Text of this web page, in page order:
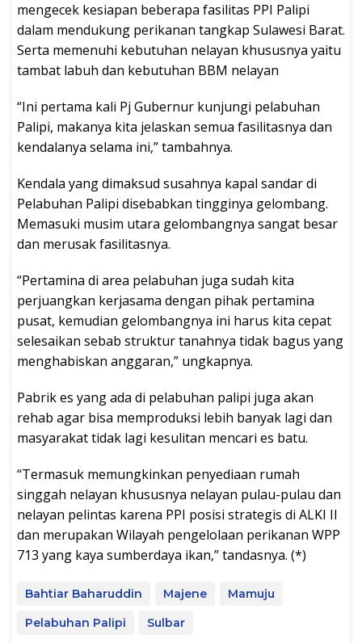
mengecek kesiapan beberapa fasilitas PPI Palipi
dalam mendukung perikanan tangkap Sulawesi Barat.
Serta memenuhi kebutuhan nelayan khususnya yaitu
tambat labuh dan kebutuhan BBM nelayan
“Ini pertama kali Pj Gubernur kunjungi pelabuhan
Palipi, makanya kita jelaskan semua fasilitasnya dan
kendalanya selama ini,” tambahnya.
Kendala yang dimaksud susahnya kapal sandar di
Pelabuhan Palipi disebabkan tingginya gelombang.
Memasuki musim utara gelombangnya sangat besar
dan merusak fasilitasnya.
“Pertamina di area pelabuhan juga sudah kita
perjuangkan kerjasama dengan pihak pertamina
pusat, kemudian gelombangnya ini harus kita cepat
selesaikan sebab struktur tanahnya tidak bagus yang
menghabiskan anggaran,” ungkapnya.
Pabrik es yang ada di pelabuhan palipi juga akan
rehab agar bisa memproduksi lebih banyak lagi dan
masyarakat tidak lagi kesulitan mencari es batu.
“Termasuk memungkinkan penyediaan rumah
singgah nelayan khususnya nelayan pulau-pulau dan
nelayan pelintas karena PPI posisi strategis di ALKI II
dan merupakan Wilayah pengelolaan perikanan WPP
713 yang kaya sumberdaya ikan,” tandasnya. (*)
Bahtiar Baharuddin Majene
Mamuju
Pelabuhan Palipi
Sulbar